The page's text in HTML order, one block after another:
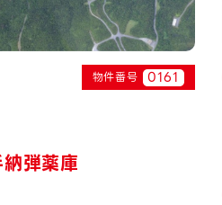
物件番号 0161
弾薬庫